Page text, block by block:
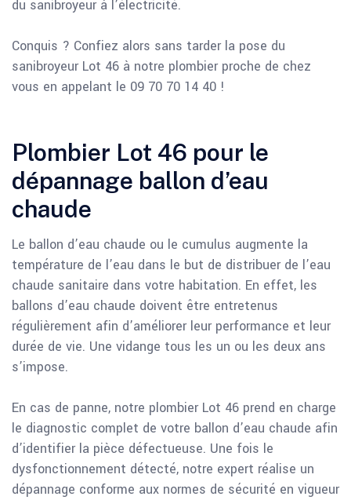
du sanibroyeur à l’électricité.
Conquis ? Confiez alors sans tarder la pose du
sanibroyeur Lot 46 à notre plombier proche de chez
vous en appelant le 09 70 70 14 40 !
Plombier Lot 46 pour le
dépannage ballon d’eau
chaude
Le ballon d’eau chaude ou le cumulus augmente la
température de l’eau dans le but de distribuer de l’eau
chaude sanitaire dans votre habitation. En effet, les
ballons d’eau chaude doivent être entretenus
régulièrement afin d’améliorer leur performance et leur
durée de vie. Une vidange tous les un ou les deux ans
s’impose.
En cas de panne, notre plombier Lot 46 prend en charge
le diagnostic complet de votre ballon d’eau chaude afin
d’identifier la pièce défectueuse. Une fois le
dysfonctionnement détecté, notre expert réalise un
dépannage conforme aux normes de sécurité en vigueur